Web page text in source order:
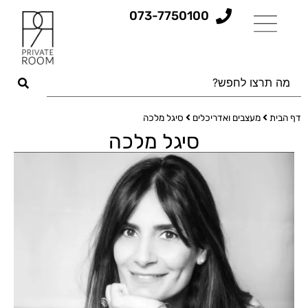
073-7750100
דף הבית מעצבים ואדריכלים סיגל מלכה
סיגל מלכה